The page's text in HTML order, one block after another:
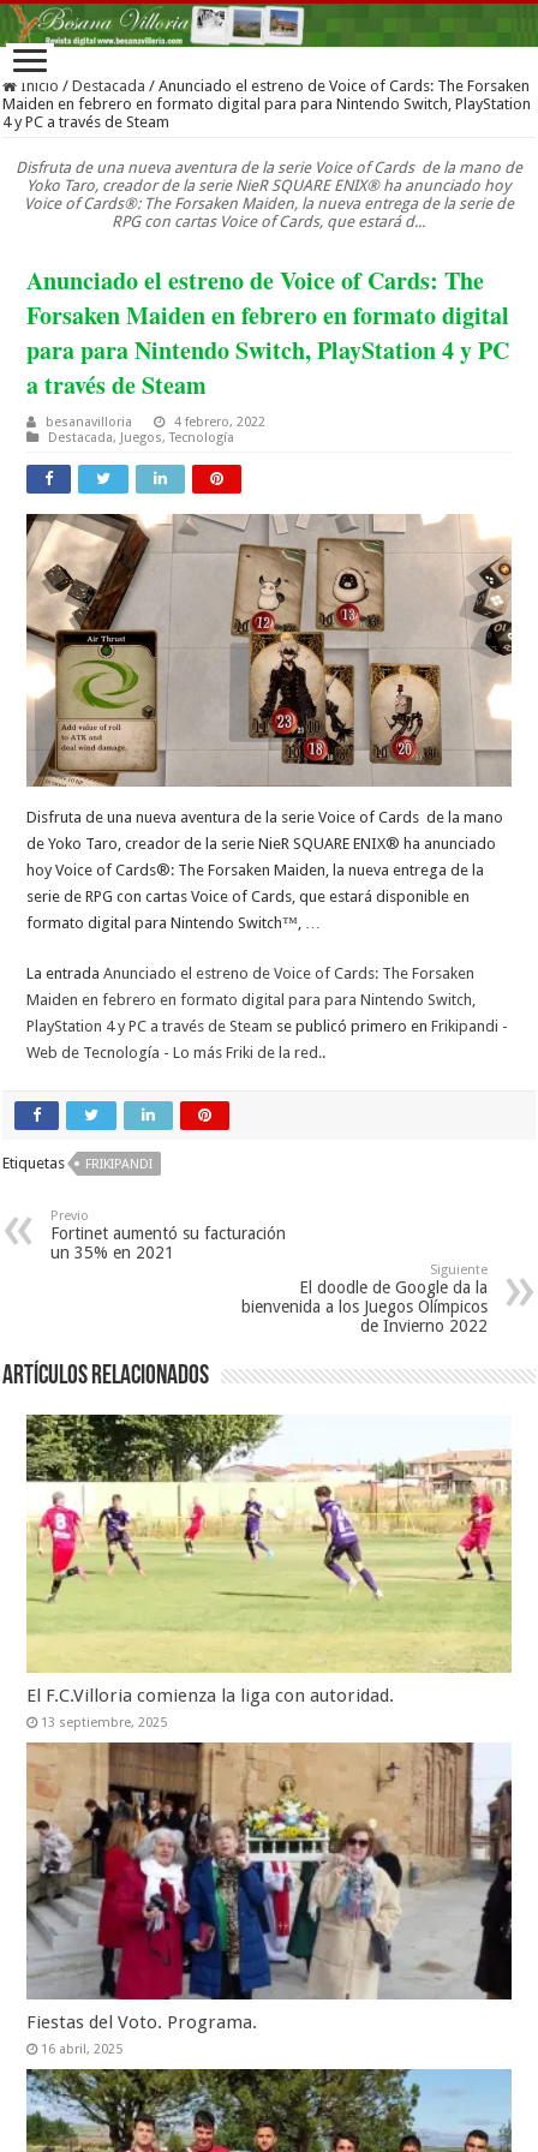
Inicio / Destacada / Anunciado el estreno de Voice of Cards: The Forsaken
Maiden en febrero en formato digital para para Nintendo Switch, PlayStation
4 y PC a través de Steam
Disfruta de una nueva aventura de la serie Voice of Cards de la mano de
Yoko Taro, creador de la serie NieR SQUARE ENIX® ha anunciado hoy
Voice of Cards®: The Forsaken Maiden, la nueva entrega de la serie de
RPG con cartas Voice of Cards, que estará d...
Anunciado el estreno de Voice of Cards: The
Forsaken Maiden en febrero en formato digital
para para Nintendo Switch, PlayStation 4 y PC
a través de Steam
besanavilloria
4 febrero, 2022
Destacada, Juegos,Tecnología
Disfruta de una nueva aventura de la serie Voice of Cards de la mano
de Yoko Taro, creador de la serie NieR SQUARE ENIX® ha anunciado
hoy Voice of Cards®: The Forsaken Maiden, la nueva entrega de la
serie de RPG con cartas Voice of Cards, que estará disponible en
formato digital para Nintendo Switch™, …
La entradaAnunciado el estreno de Voice of Cards: The Forsaken
Maiden en febrero en formato digital para para Nintendo Switch,
PlayStation 4 y PC a través de Steam se publicó primero enFrikipandi -
Web de Tecnología - Lo más Friki de la red..
Etiquetas FRIKIPANDI
Previo
Fortinet aumentó su facturación
un 35% en 2021
Siguiente
El doodle de Google da la
bienvenida a los Juegos Olímpicos
de Invierno 2022
Artículos relacionados
El F.C.Villoria comienza la liga con autoridad.
13 septiembre, 2025
Fiestas del Voto. Programa.
16 abril, 2025